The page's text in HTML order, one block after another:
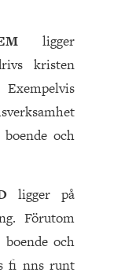
ligger
kristen
och
ligger på
Förutom
boende och
fi nns runt